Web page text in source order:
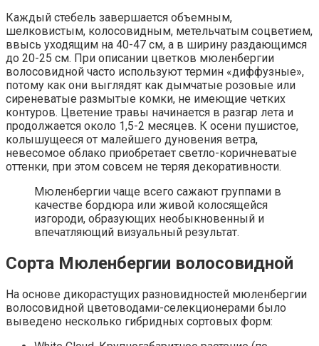
Каждый стебель завершается объемным,
шелковистым, колосовидным, метельчатым соцветием,
ввысь уходящим на 40-47 см, а в ширину раздающимся
до 20-25 см. При описании цветков мюленбергии
волосовидной часто используют термин «диффузные»,
потому как они выглядят как дымчатые розовые или
сиреневатые размытые комки, не имеющие четких
контуров. Цветение травы начинается в разгар лета и
продолжается около 1,5-2 месяцев. К осени пушистое,
колышущееся от малейшего дуновения ветра,
невесомое облако приобретает светло-коричневатые
оттенки, при этом совсем не теряя декоративности.
Мюленбергии чаще всего сажают группами в
качестве бордюра или живой колосящейся
изгороди, образующих необыкновенный и
впечатляющий визуальный результат.
Сорта Мюленбергии волосовидной
На основе дикорастущих разновидностей мюленбергии
волосовидной цветоводами-селекционерами было
выведено несколько гибридных сортовых форм: